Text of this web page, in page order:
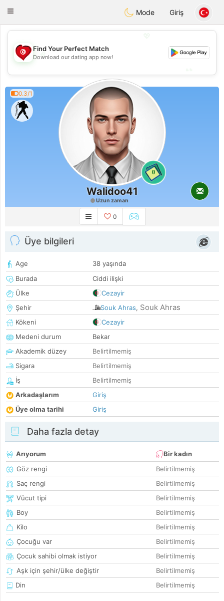
Tunisia Dating
Toggle
Mode Giriş
💖
💕
Find Your Perfect Match
Download our dating app now!
0.3/1
0
Walidoo41
Uzun zaman
0
Üye bilgileri
Age
38 yaşında
Burada
Ciddi ilişki
Ülke
Cezayir
Şehir
Souk Ahras, Souk Ahras
Kökeni
Cezayir
Medeni durum
Bekar
Akademik düzey
Belirtilmemiş
Sigara
Belirtilmemiş
İş
Belirtilmemiş
Arkadaşlarım
Giriş
Üye olma tarihi
Giriş
Daha fazla detay
Arıyorum
Bir kadın
Göz rengi
Belirtilmemiş
Saç rengi
Belirtilmemiş
Vücut tipi
Belirtilmemiş
Boy
Belirtilmemiş
Kilo
Belirtilmemiş
Çocuğu var
Belirtilmemiş
Çocuk sahibi olmak istiyor
Belirtilmemiş
Aşk için şehir/ülke değiştir
Belirtilmemiş
Din
Belirtilmemiş